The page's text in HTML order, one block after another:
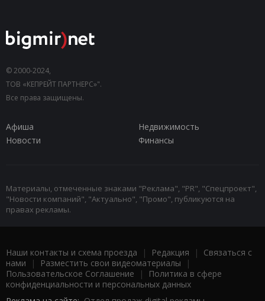
© 2000-2024,
ТОВ «КЕПРЕЙТ ПАРТНЕРС»".
Все права защищены.
Афиша
Недвижимость
Новости
Финансы
Материалы, отмеченные знаками "Реклама", "PR", "Спецпроект",
"Новости компаний", "Актуально", "Промо", публикуются на
правах рекламы.
Наши контакты и схема проезда | Редакция | Связаться с
нами | Разместить свои видеоматериалы |
Пользовательское Соглашение |
Политика в сфере
конфиденциальности и персональных данных